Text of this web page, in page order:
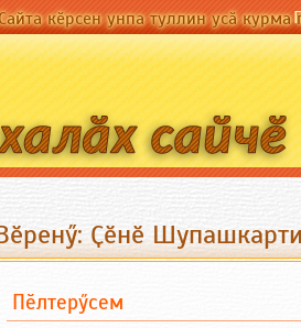
кӗрсен унпа туллин усӑ курма
Ҫӗнӗ
Пӗлтерӳсем